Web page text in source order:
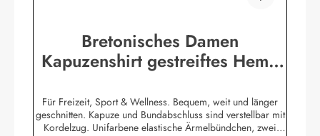
Bretonisches Damen
Kapuzenshirt gestreiftes Hemd
Für Freizeit, Sport & Wellness. Bequem, weit und länger
geschnitten. Kapuze und Bundabschluss sind verstellbar mit
Kordelzug. Unifarbene elastische Ärmelbündchen, zwei